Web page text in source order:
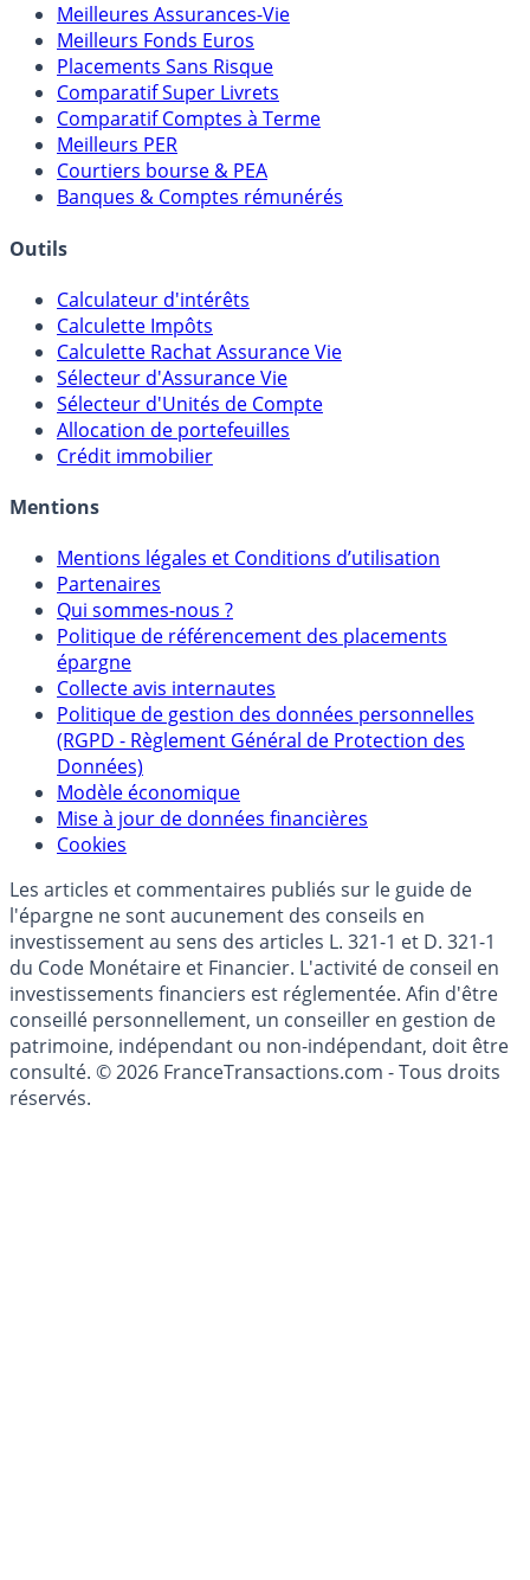
Meilleures Assurances-Vie
Meilleurs Fonds Euros
Placements Sans Risque
Comparatif Super Livrets
Comparatif Comptes à Terme
Meilleurs PER
Courtiers bourse & PEA
Banques & Comptes rémunérés
Outils
Calculateur d'intérêts
Calculette Impôts
Calculette Rachat Assurance Vie
Sélecteur d'Assurance Vie
Sélecteur d'Unités de Compte
Allocation de portefeuilles
Crédit immobilier
Mentions
Mentions légales et Conditions d’utilisation
Partenaires
Qui sommes-nous ?
Politique de référencement des placements
épargne
Collecte avis internautes
Politique de gestion des données personnelles
(RGPD - Règlement Général de Protection des
Données)
Modèle économique
Mise à jour de données financières
Cookies
Les articles et commentaires publiés sur le guide de
l'épargne ne sont aucunement des conseils en
investissement au sens des articles L. 321-1 et D. 321-1
du Code Monétaire et Financier. L'activité de conseil en
investissements financiers est réglementée. Afin d'être
conseillé personnellement, un conseiller en gestion de
patrimoine, indépendant ou non-indépendant, doit être
consulté. © 2026 FranceTransactions.com - Tous droits
réservés.